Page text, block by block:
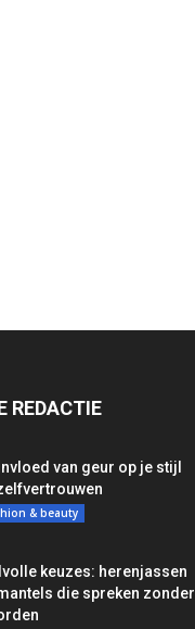
REDACTIE
van geur op je stijl
& beauty
keuzes: herenjassen
die spreken zonder